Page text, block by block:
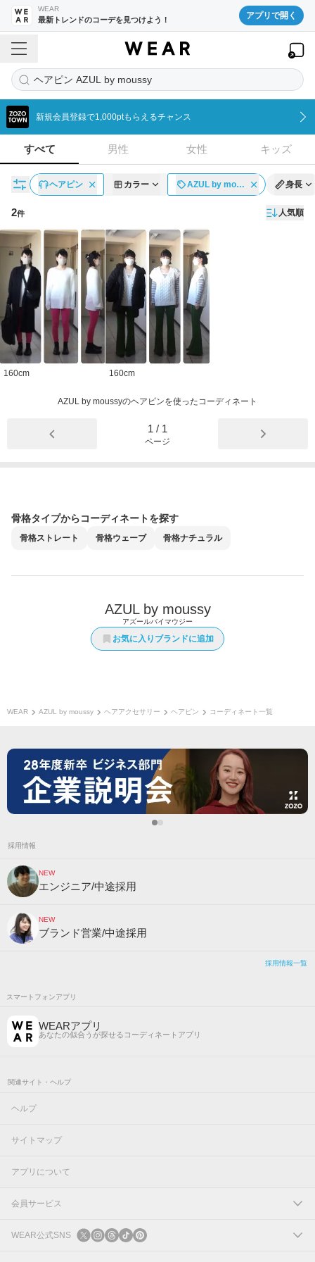
WEAR
最新トレンドのコーデを見つけよう！ アプリで開く
ヘアピン AZUL by moussy
新規会員登録で1,000ptもらえるチャンス
すべて 男性 女性 キッズ
ヘアピン カラー AZUL by mo… 身長
2件 人気順
コーディネート一覧
160cm 160cm
AZUL by moussyのヘアピンを使ったコーディネート
1 / 1
ページ
骨格タイプからコーディネートを探す
骨格ストレート 骨格ウェーブ 骨格ナチュラル
AZUL by moussy
アズールバイマウジー
お気に入りブランドに追加
WEAR AZUL by moussy ヘアアクセサリー ヘアピン コーディネート一覧
採用情報
NEW
エンジニア/中途採用
NEW
ブランド営業/中途採用
採用情報一覧
スマートフォンアプリ
WEARアプリ
あなたの似合うが探せるコーディネートアプリ
関連サイト・ヘルプ
ヘルプ
サイトマップ
アプリについて
会員サービス
ログイン
WEAR公式SNS